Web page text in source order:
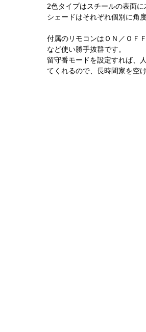
2色タイプはスチールの表面
シェードはそれぞれ個別に角
付属のリモコンはＯＮ／ＯＦ
など使い勝手抜群です。
留守番モードを設定すれば、
てくれるので、長時間家を空